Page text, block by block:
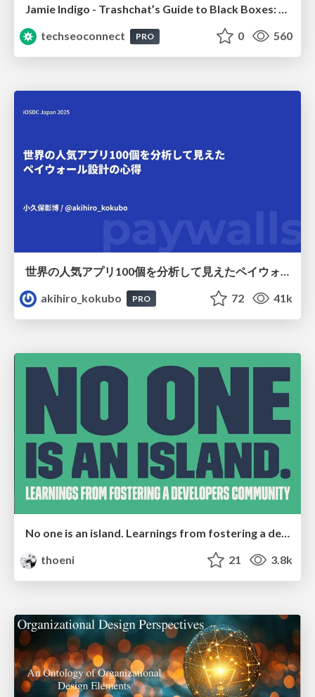
Jamie Indigo - Trashchat’s Guide to Black Boxes: Technical SEO Tactics for LLMs
techseoconnect
PRO 0 560
akihiro_kokubo
PRO 72 41k
No one is an island. Learnings from fostering a developers community.
thoeni
21 3.8k